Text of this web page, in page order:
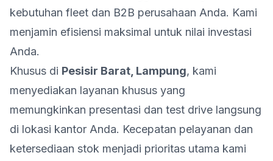
kebutuhan fleet dan B2B perusahaan Anda. Kami
menjamin efisiensi maksimal untuk nilai investasi
Anda.
Khusus di Pesisir Barat Lampung, kami
menyediakan layanan khusus yang
memungkinkan presentasi dan test drive langsung
di lokasi kantor Anda. Kecepatan pelayanan dan
ketersediaan stok menjadi prioritas utama kami